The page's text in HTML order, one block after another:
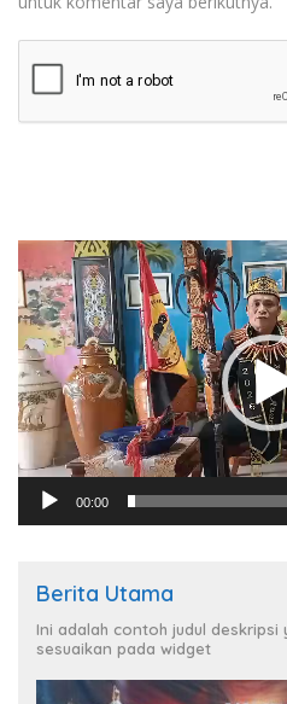
Pemutar
Video
00:00
Berita Utama
Ini adalah contoh judul deskripsi
sesuaikan pada widget